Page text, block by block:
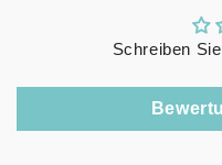
Schreiben